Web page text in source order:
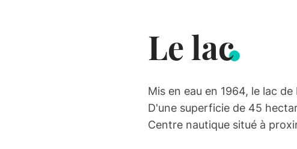
Le lac
Mis en eau en 1964, le lac
D'une superficie de 45
Centre nautique situé à